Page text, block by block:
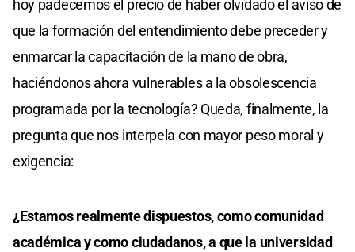
hoy padecemos el precio de haber olvidado el aviso de
que la formación del entendimiento debe preceder y
enmarcar la capacitación de la mano de obra,
haciéndonos ahora vulnerables a la obsolescencia
programada por la tecnología? Queda, finalmente, la
pregunta que nos interpela con mayor peso moral y
exigencia:
¿Estamos realmente dispuestos, como comunidad
académica y como ciudadanos, a que la universidad